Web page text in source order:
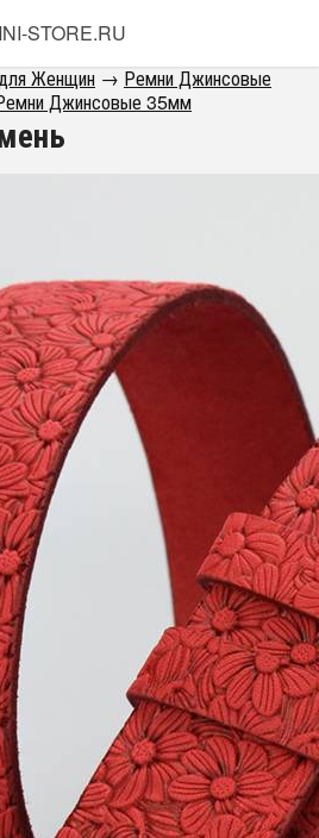
STORE.RU
Женщин → Ремни Джинсовые
Джинсовые 35мм